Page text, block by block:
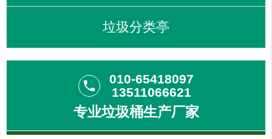
垃圾分类亭
phone
010-65418097
13511066621
专业垃圾桶生产厂家